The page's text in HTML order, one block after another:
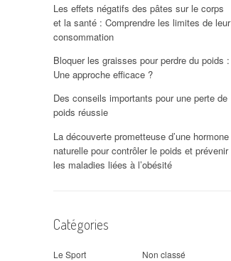
Les effets négatifs des pâtes sur le corps
et la santé : Comprendre les limites de leur
consommation
Bloquer les graisses pour perdre du poids :
Une approche efficace ?
Des conseils importants pour une perte de
poids réussie
La découverte prometteuse d’une hormone
naturelle pour contrôler le poids et prévenir
les maladies liées à l’obésité
Catégories
Le Sport
Non classé